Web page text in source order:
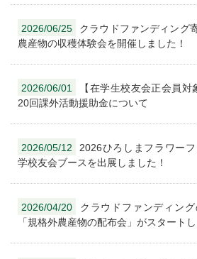
2026/06/25
クラウドファンディング
農産物の収穫体験会を開催しました！
2026/06/01
【在学生校友会正会員
20回課外活動援助金について
2026/05/12
2026ひろしまフラワー
学校友会ブースを出展しました！
2026/04/20
クラウドファンディン
「規格外農産物の配布会」がスタートし